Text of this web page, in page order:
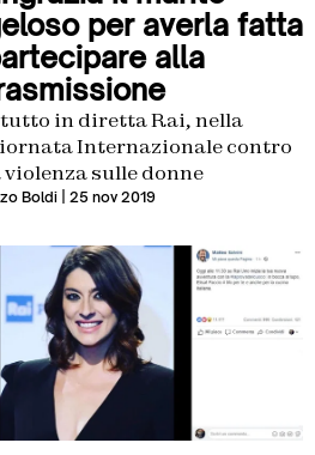
per averla fatta
alla
in diretta Rai, nella
Internazionale contro
violenza sulle donne
Boldi| 25 nov 2019